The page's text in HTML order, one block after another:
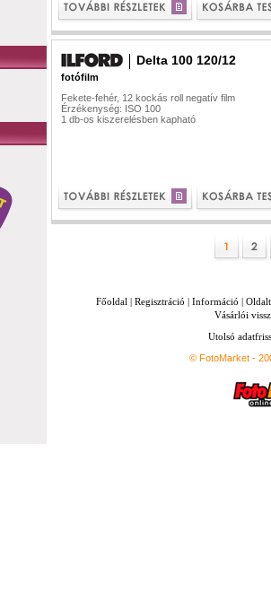
Delta 100 120/12
fotófilm
Fekete-fehér, 12 kockás roll negatív film
Érzékenység: ISO 100
1 db-os kiszerelésben kapható
Főoldal | Regisztráció | Információ |
Vásárlói
Utolsó
© FotoMarket -